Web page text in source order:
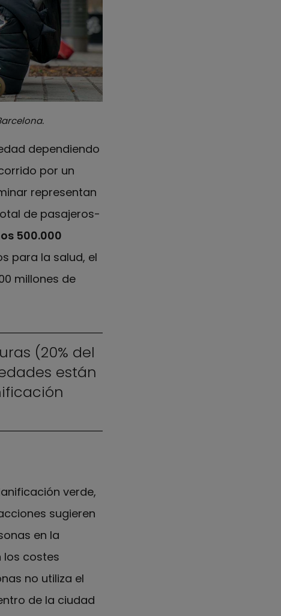
dependiendo
por un
representan
de pasajeros-
500.000
para la salud, el
millones de
(20% del
están
verde,
sugieren
en la
los costes
no utiliza el
de la ciudad